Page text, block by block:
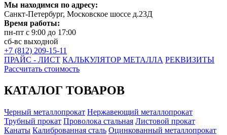
Мы находимся по адресу:
Санкт-Петербург, Московское шоссе д.23Д
Время работы:
пн-пт с 9:00 до 17:00
сб-вс выходной
+7 (812) 209-15-11
ПРАЙС - ЛИСТ КАЛЬКУЛЯТОР МЕТАЛЛА РЕКВИЗИТЫ
Рассчитать стоимость
КАТАЛОГ ТОВАРОВ
Черный металлопрокат Нержавеющий металлопрокат
Трубный прокат Проволока стальная Листовой прокат
Канаты Калиброванная сталь Оцинкованный металлопрокат